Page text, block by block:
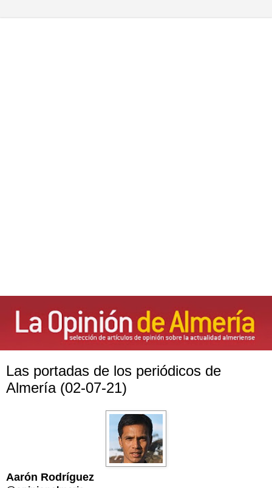
Las portadas de los periódicos de
Almería (02-07-21)
Aarón Rodríguez